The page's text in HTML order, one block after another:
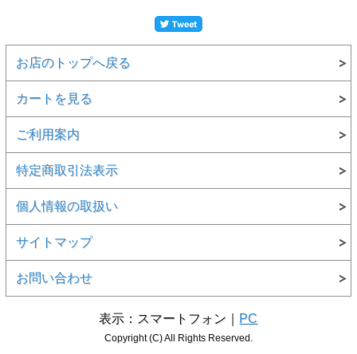
お店のトップへ戻る
カートを見る
ご利用案内
特定商取引法表示
個人情報の取扱い
サイトマップ
お問い合わせ
表示：スマートフォン｜ PC
Copyright (C) All Rights Reserved.